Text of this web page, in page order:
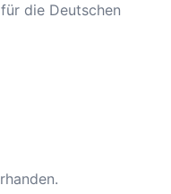
die Deutschen